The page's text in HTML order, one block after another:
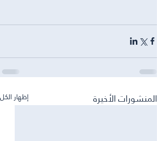
المنشورات الأخيرة إظهار الكل